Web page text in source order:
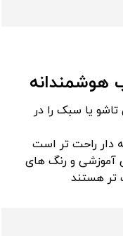
هوشمندانه
یا سبک را در
‌دار راحت ‌تر است
آموزشی و رنگ ‌های
‌تر هستند